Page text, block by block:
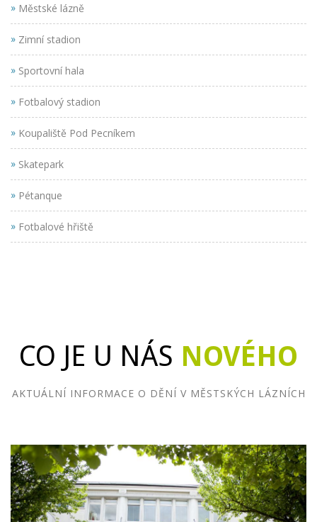
» Městské lázně
» Zimní stadion
» Sportovní hala
» Fotbalový stadion
» Koupaliště Pod Pecníkem
» Skatepark
» Pétanque
» Fotbalové hřiště
CO JE U NÁS NOVÉHO
AKTUÁLNÍ INFORMACE O DĚNÍ V MĚSTSKÝCH LÁZNÍCH